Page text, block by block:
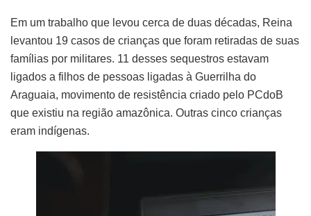
Em um trabalho que levou cerca de duas décadas, Reina
levantou 19 casos de crianças que foram retiradas de suas
famílias por militares. 11 desses sequestros estavam
ligados a filhos de pessoas ligadas à Guerrilha do
Araguaia, movimento de resistência criado pelo PCdoB
que existiu na região amazônica. Outras cinco crianças
eram indígenas.